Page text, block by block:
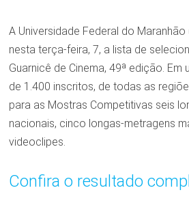
A Universidade Federal do Maranhão
nesta terça-feira, 7, a lista de
Guarnicê de Cinema, 49ª edição. Em
de 1.400 inscritos, de todas as
para as Mostras Competitivas seis
nacionais, cinco longas-metragens
videoclipes.
Confira o resultado